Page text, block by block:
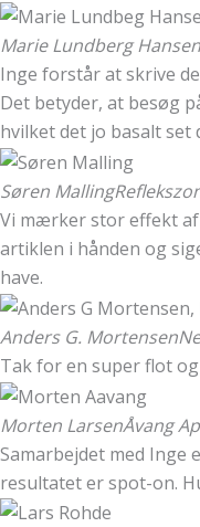
Marie Lundberg Hansen
Inge forstår at skrive
Det betyder, at besøg
hvilket det jo basalt set
Søren Malling
Vi mærker stor effekt af
artiklen i hånden og
have.
Anders G. Mortensen
Tak for en super flot
Morten LarsenÅvang
Samarbejdet med
resultatet er spot-on.